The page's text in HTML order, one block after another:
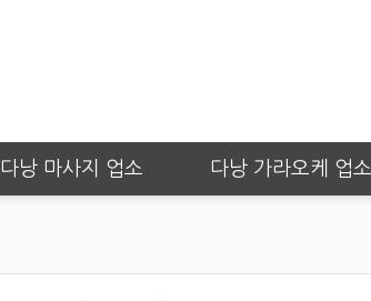
다낭 마사지 업소 다낭 가라오케 업소